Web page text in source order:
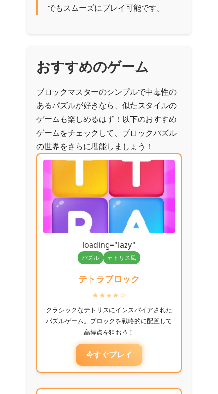
でもスムーズにプレイ可能です。
おすすめのゲーム
ブロックマスターのシンプルで中毒性の
あるパズルが好きなら、似たスタイルの
ゲームも楽しめるはず！以下のおすすめ
ゲームをチェックして、ブロックパズル
の世界をさらに堪能しましょう！
loading="lazy"
パズル テトリス風
テトラブロック
★★★★☆
クラシックなテトリスにインスパイアされた
パズルゲーム。ブロックを戦略的に配置して
高得点を狙おう！
今すぐプレイ